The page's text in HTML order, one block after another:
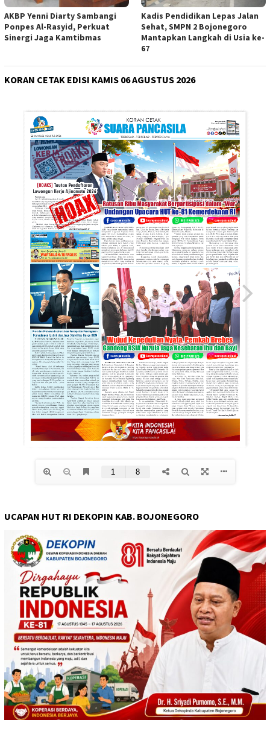
AKBP Yenni Diarty Sambangi
Ponpes Al-Rasyid, Perkuat
Sinergi Jaga Kamtibmas
Kadis Pendidikan Lepas Jalan
Sehat, SMPN 2 Bojonegoro
Mantapkan Langkah di Usia ke-
67
KORAN CETAK EDISI KAMIS 06 AGUSTUS 2026
UCAPAN HUT RI DEKOPIN KAB. BOJONEGORO